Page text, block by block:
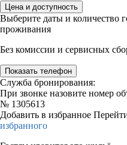
Цена и доступность
Выберите даты и количество
проживания
Без комиссии и сервисных
Показать телефон
Служба бронирования:
При звонке назовите номер
№ 1305613
Добавить в избранное
избранного